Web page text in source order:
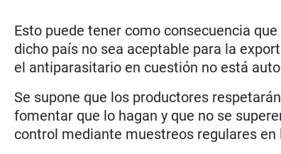
Esto puede tener como consecuencia
dicho país no sea aceptable para la
el antiparasitario en cuestión no está
Se supone que los productores
fomentar que lo hagan y que no se
control mediante muestreos regulares